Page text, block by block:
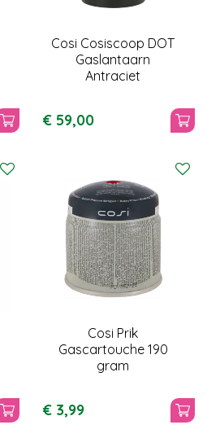
Cosi Cosiscoop DOT
Gaslantaarn
Antraciet
€ 59,00
Cosi Prik
Gascartouche 190
gram
€ 3,99